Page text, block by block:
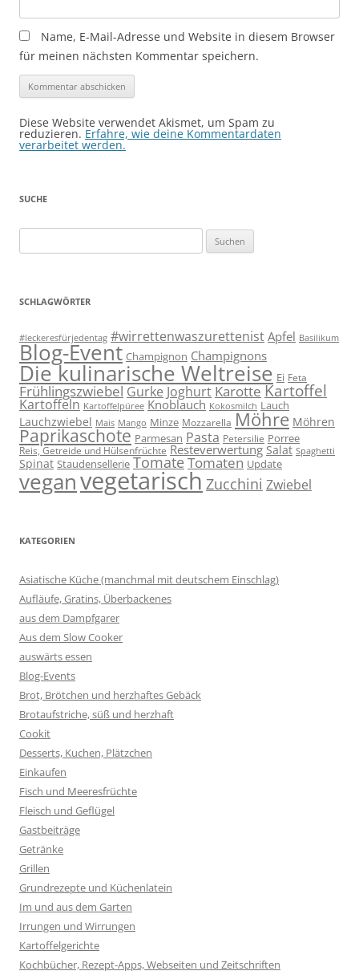
Name, E-Mail-Adresse und Website in diesem Browser
für meinen nächsten Kommentar speichern.
Diese Website verwendet Akismet, um Spam zu
reduzieren. Erfahre, wie deine Kommentardaten
verarbeitet werden.
SUCHE
nach:
SCHLAGWÖRTER
#leckeresfürjedentag #wirrettenwaszurettenist Apfel Basilikum
Blog-Event Champignon Champignons
Die kulinarische Weltreise Ei Feta
Frühlingszwiebel Gurke Joghurt Karotte Kartoffel
Kartoffeln Kartoffelpüree Knoblauch Kokosmilch Lauch
Lauchzwiebel Mais Mango Minze Mozzarella Möhre Möhren
Paprikaschote Parmesan Pasta Petersilie Porree
Reis, Getreide und Hülsenfrüchte Resteverwertung Salat Spaghetti
Spinat Staudensellerie TomateTomaten Update
veganvegetarisch Zucchini Zwiebel
KATEGORIEN
Asiatische Küche (manchmal mit deutschem Einschlag)
Aufläufe, Gratins, Überbackenes
aus dem Dampfgarer
Aus dem Slow Cooker
auswärts essen
Blog-Events
Brot, Brötchen und herzhaftes Gebäck
Brotaufstriche, süß und herzhaft
Cookit
Desserts, Kuchen, Plätzchen
Einkaufen
Fisch und Meeresfrüchte
Fleisch und Geflügel
Gastbeiträge
Getränke
Grillen
Grundrezepte und Küchenlatein
Im und aus dem Garten
Irrungen und Wirrungen
Kartoffelgerichte
Kochbücher, Rezept-Apps, Webseiten und Zeitschriften